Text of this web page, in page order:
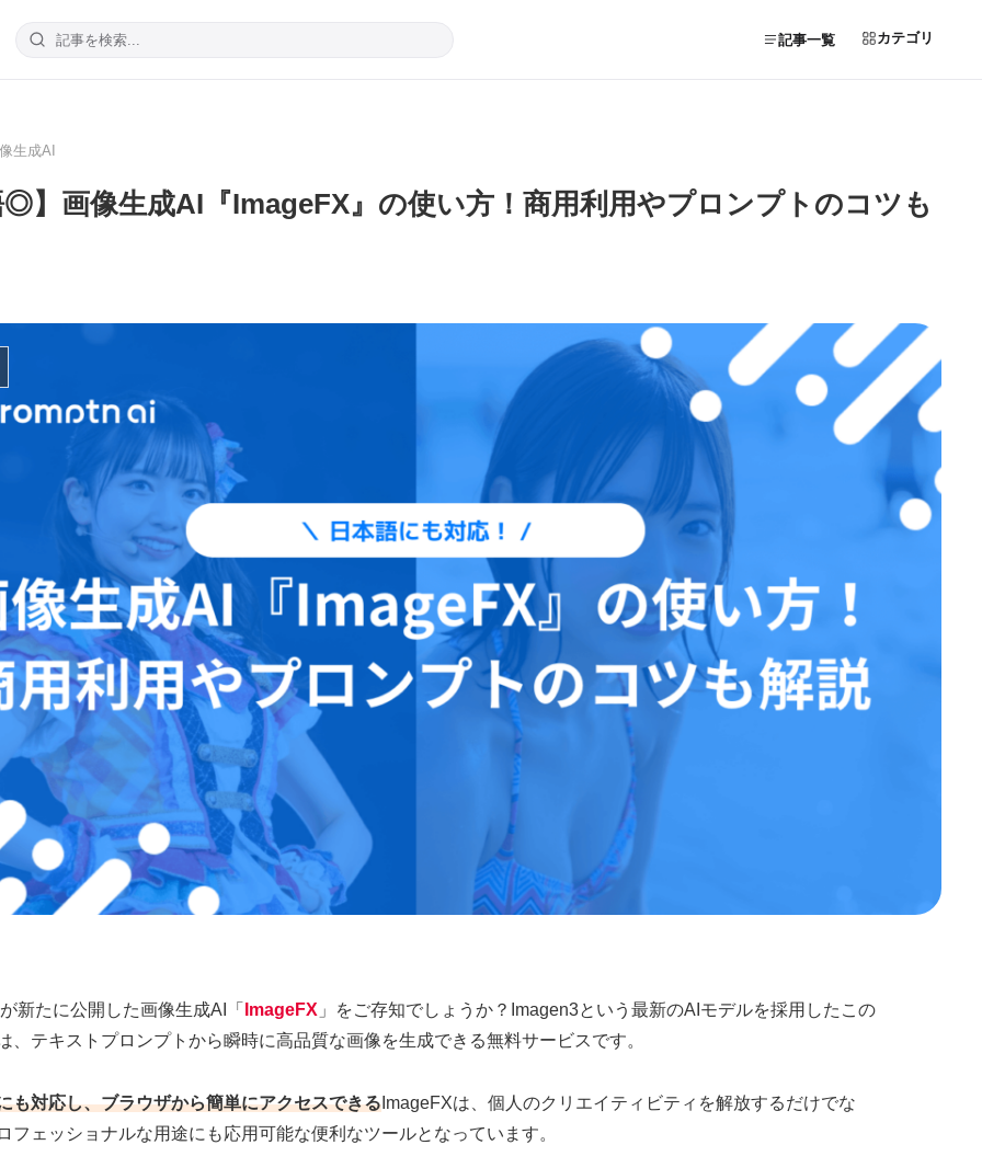
記事一覧 カテゴリ
生成AI
】画像生成AI『ImageFX』の使い方！商用利用やプロンプトのコツも
新たに公開した画像生成AI「 ImageFX 」をご存知でしょうか？Imagen3という最新のAIモデルを採用したこの
、テキストプロンプトから瞬時に高品質な画像を生成できる無料サービスです。
も対応し、ブラウザから簡単にアクセスできるImageFXは、個人のクリエイティビティを解放するだけでな
フェッショナルな用途にも応用可能な便利なツールとなっています。